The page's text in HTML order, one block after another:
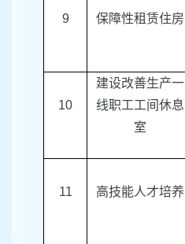
9 保障性租赁住房
10
建设改善生产一
线职工工间休息
室
11 高技能人才培养